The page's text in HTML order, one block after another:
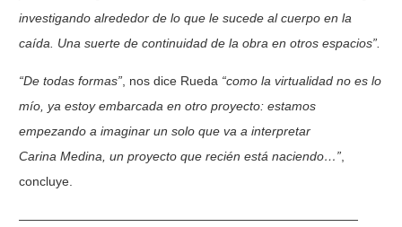
investigando alrededor de lo que le sucede al cuerpo en la
caída. Una suerte de continuidad de la obra en otros espacios”.
“De todas formas” , nos dice Rueda “como la virtualidad no es lo
mío, ya estoy embarcada en otro proyecto: estamos
empezando a imaginar un solo que va a interpretar
Carina Medina, un proyecto que recién está naciendo…”
concluye.
———————————————————————————